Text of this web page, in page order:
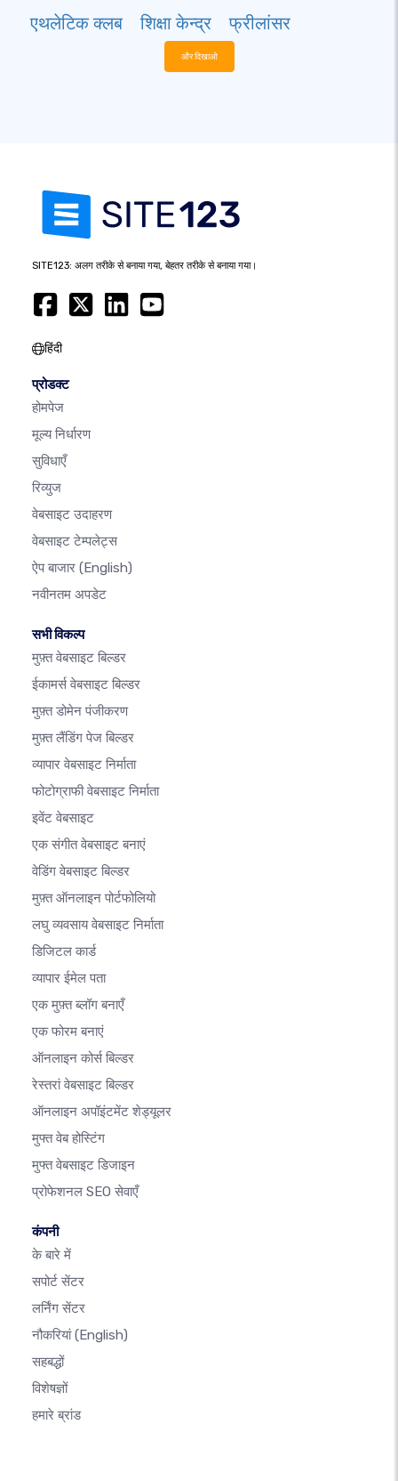
एथलेटिक क्लब
शिक्षा केन्द्र फ्रीलांसर
और दिखाओ
SITE123: अलग तरीके से बनाया गया, बेहतर तरीके से बनाया गया।
हिंदी
प्रोडक्ट
होमपेज
मूल्य निर्धारण
सुविधाएँ
रिव्युज
वेबसाइट उदाहरण
वेबसाइट टेम्पलेट्स
ऐप बाजार (English)
नवीनतम अपडेट
सभी विकल्प
मुफ़्त वेबसाइट बिल्डर
ईकामर्स वेबसाइट बिल्डर
मुफ़्त डोमेन पंजीकरण
मुफ़्त लैंडिंग पेज बिल्डर
व्यापार वेबसाइट निर्माता
फोटोग्राफी वेबसाइट निर्माता
इवेंट वेबसाइट
एक संगीत वेबसाइट बनाएं
वेडिंग वेबसाइट बिल्डर
मुफ़्त ऑनलाइन पोर्टफोलियो
लघु व्यवसाय वेबसाइट निर्माता
डिजिटल कार्ड
व्यापार ईमेल पता
एक मुफ़्त ब्लॉग बनाएँ
एक फोरम बनाएं
ऑनलाइन कोर्स बिल्डर
रेस्तरां वेबसाइट बिल्डर
ऑनलाइन अपॉइंटमेंट शेड्यूलर
मुफ्त वेब होस्टिंग
मुफ्त वेबसाइट डिजाइन
प्रोफेशनल SEO सेवाएँ
कंपनी
के बारे में
सपोर्ट सेंटर
लर्निंग सेंटर
नौकरियां(English)
सहबद्धों
विशेषज्ञों
हमारे ब्रांड